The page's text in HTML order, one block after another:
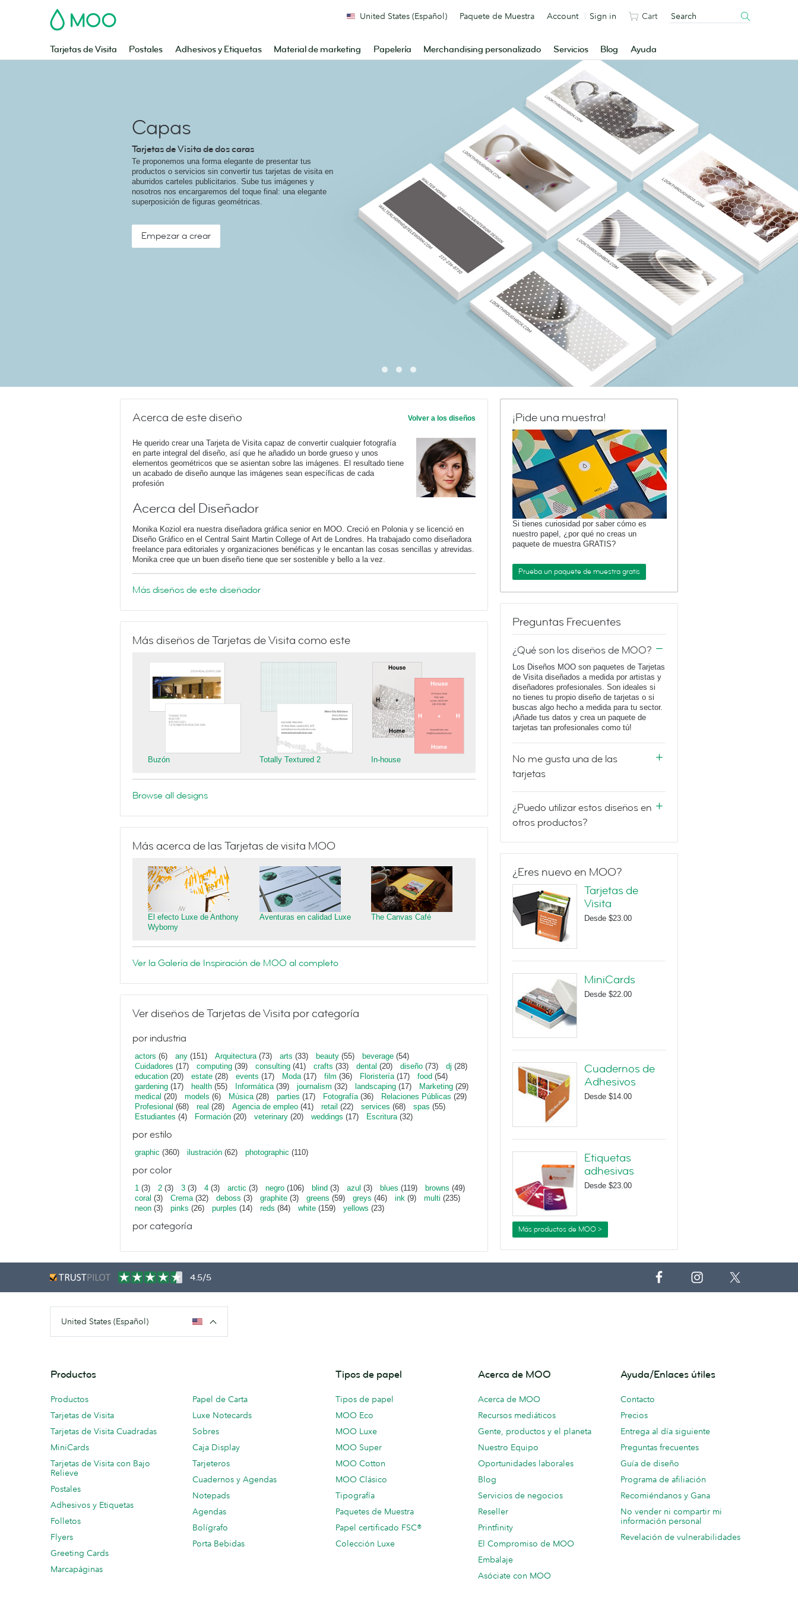
MOO
Tarjetas de Visita Postales Adhesivos y Etiquetas Material de marketing Papelería Merchandising personalizado Servicios Blog Ayuda
United States (Español) Paquete de Muestra Account Sign in Cart
Capas
Tarjetas de Visita de dos caras
Te proponemos una forma elegante de presentar tus
productos o servicios sin convertir tus tarjetas de visita en
aburridos carteles publicitarios. Sube tus imágenes y
nosotros nos encargaremos del toque final: una elegante
superposición de figuras geométricas.
Empezar a crear
Acerca de este diseño Volver a los diseños
He querido crear una Tarjeta de Visita capaz de convertir cualquier fotografía
en parte integral del diseño, así que he añadido un borde grueso y unos
elementos geométricos que se asientan sobre las imágenes. El resultado tiene
un acabado de diseño aunque las imágenes sean específicas de cada
profesión
Acerca del Diseñador
Monika Koziol era nuestra diseñadora gráfica senior en MOO. Creció en Polonia y se licenció en
Diseño Gráfico en el Central Saint Martin College of Art de Londres. Ha trabajado como diseñadora
freelance para editoriales y organizaciones benéficas y le encantan las cosas sencillas y atrevidas.
Monika cree que un buen diseño tiene que ser sostenible y bello a la vez.
Más diseños de este diseñador
Más diseños de Tarjetas de Visita como este
Buzón Totally Textured 2 In-house
Browse all designs
Más acerca de las Tarjetas de visita MOO
El efecto Luxe de Anthony
Wyborny
Aventuras en calidad Luxe The Canvas Café
Ver la Galería de Inspiración de MOO al completo
Ver diseños de Tarjetas de Visita por categoría
por industria
actors (6) any (151) Arquitectura(73) arts (33) beauty (55) beverage (54)
Cuidadores (17) computing (39) consulting (41) crafts (33) dental (20) diseño (73) dj (28)
education (20) estate (28) events (17) Moda(17) film (36) Floristería(17) food (54)
gardening (17) health (55) Informática(39) journalism (32) landscaping (17) Marketing (29)
medical (20) models (6) Música(28) parties (17) Fotografía(36) Relaciones Públicas (29)
Profesional (68) real (28) Agencia de empleo (41) retail (22) services (68) spas (55)
Estudiantes (4) Formación (20) veterinary (20) weddings (17) Escritura(32)
por estilo
graphic (360) ilustración (62) photographic (110)
por color
1 (3) 2 (3) 3 (3) 4 (3) arctic (3) negro (106) blind (3) azul (3) blues (119) browns (49)
coral (3) Crema(32) deboss (3) graphite (3) greens (59) greys (46) ink (9) multi (235)
neon (3) pinks (26) purples (14) reds (84) white (159) yellows (23)
por categoría
¡Pide una muestra!
Si tienes curiosidad por saber cómo es
nuestro papel, ¿por qué no creas un
paquete de muestra GRATIS?
Prueba un paquete de muestra gratis
Preguntas Frecuentes
¿Qué son los diseños de MOO?
Los Diseños MOO son paquetes de Tarjetas
de Visita diseñados a medida por artistas y
diseñadores profesionales. Son ideales si
no tienes tu propio diseño de tarjetas o si
buscas algo hecho a medida para tu sector.
¡Añade tus datos y crea un paquete de
tarjetas tan profesionales como tú!
No me gusta una de las
tarjetas
¿Puedo utilizar estos diseños en
otros productos?
¿Eres nuevo en MOO?
Tarjetas de
Visita
Desde $23.00
MiniCards
Desde $22.00
Cuadernos de
Adhesivos
Desde $14.00
Etiquetas
adhesivas
Desde $23.00
Más productos de MOO >
4.5/5
United States (Español)
Productos
Productos
Tarjetas de Visita
Tarjetas de Visita Cuadradas
MiniCards
Tarjetas de Visita con Bajo
Relieve
Postales
Adhesivos y Etiquetas
Folletos
Flyers
Greeting Cards
Marcapáginas
Papel de Carta
Luxe Notecards
Sobres
Caja Display
Tarjeteros
Cuadernos y Agendas
Notepads
Agendas
Bolígrafo
Porta Bebidas
Tipos de papel
Tipos de papel
MOO Eco
MOO Luxe
MOO Super
MOO Cotton
MOO Clásico
Tipografía
Paquetes de Muestra
Papel certificado FSC®
Colección Luxe
Acerca de MOO
Acerca de MOO
Recursos mediáticos
Gente, productos y el planeta
Nuestro Equipo
Oportunidades laborales
Blog
Servicios de negocios
Reseller
Printfinity
El Compromiso de MOO
Embalaje
Asóciate con MOO
Ayuda/Enlaces útiles
Contacto
Precios
Entrega al día siguiente
Preguntas frecuentes
Guía de diseño
Programa de afiliación
Recomiéndanos y Gana
No vender ni compartir mi
información personal
Revelación de vulnerabilidades